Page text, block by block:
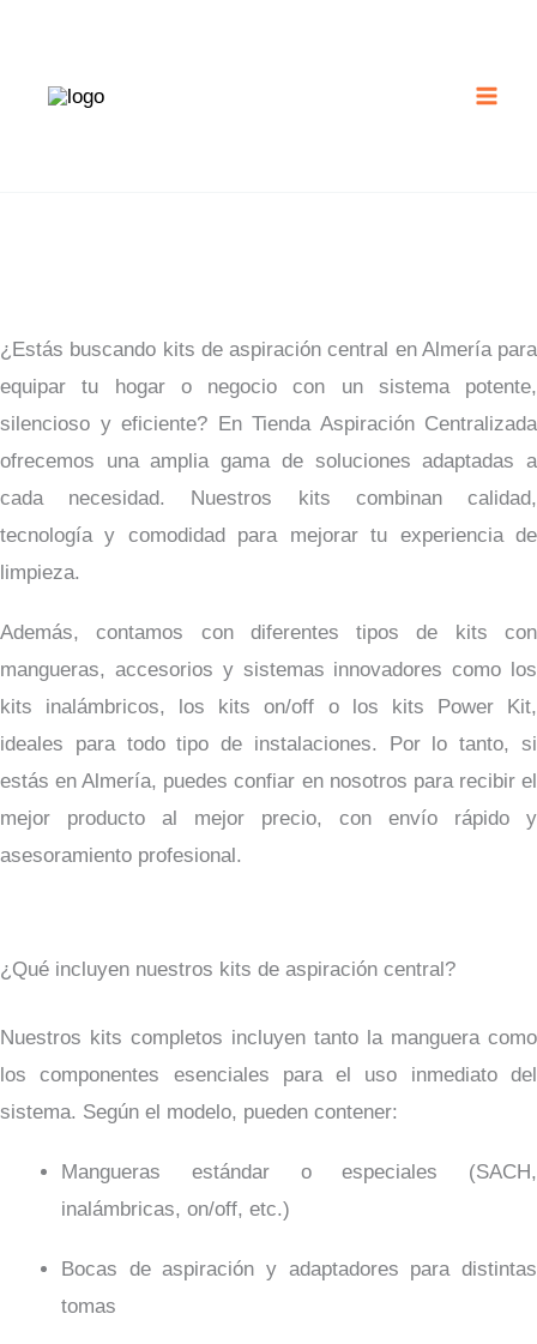
contenido
¿Estás buscando kits de aspiración central en Almería para
equipar tu hogar o negocio con un sistema potente,
silencioso y eficiente? En Tienda Aspiración Centralizada
ofrecemos una amplia gama de soluciones adaptadas a
cada necesidad. Nuestros kits combinan calidad,
tecnología y comodidad para mejorar tu experiencia de
limpieza.
Además, contamos con diferentes tipos de kits con
mangueras, accesorios y sistemas innovadores como los
kits inalámbricos, los kits on/off o los kits Power Kit,
ideales para todo tipo de instalaciones. Por lo tanto, si
estás en Almería, puedes confiar en nosotros para recibir el
mejor producto al mejor precio, con envío rápido y
asesoramiento profesional.
¿Qué incluyen nuestros kits de aspiración central?
Nuestros kits completos incluyen tanto la manguera como
los componentes esenciales para el uso inmediato del
sistema. Según el modelo, pueden contener:
Mangueras estándar o especiales (SACH,
inalámbricas, on/off, etc.)
Bocas de aspiración y adaptadores para distintas
tomas